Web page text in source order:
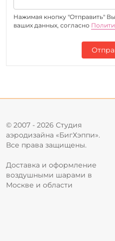
Нажимая кнопку "Отправить"
ваших данных, согласно
© 2007 - 2026 Студия
аэродизайна «БигХэппи».
Все права защищены.
Доставка и оформление
воздушными шарами в
Москве и области